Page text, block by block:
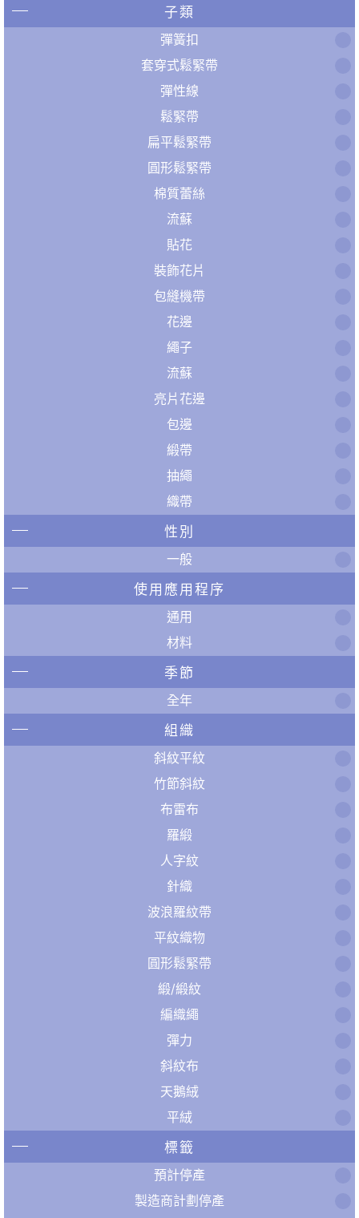
子類
彈簧扣
套穿式鬆緊帶
彈性線
鬆緊帶
扁平鬆緊帶
圓形鬆緊帶
棉質蕾絲
流蘇
貼花
裝飾花片
包縫機帶
花邊
繩子
流蘇
亮片花邊
包邊
緞帶
抽繩
織帶
性別
一般
使用應用程序
通用
材料
季節
全年
組織
斜紋平紋
竹節斜紋
布雷布
羅緞
人字紋
針織
波浪羅紋帶
平紋織物
圓形鬆緊帶
緞/緞紋
編織繩
彈力
斜紋布
天鵝絨
平絨
標籤
預計停產
製造商計劃停產